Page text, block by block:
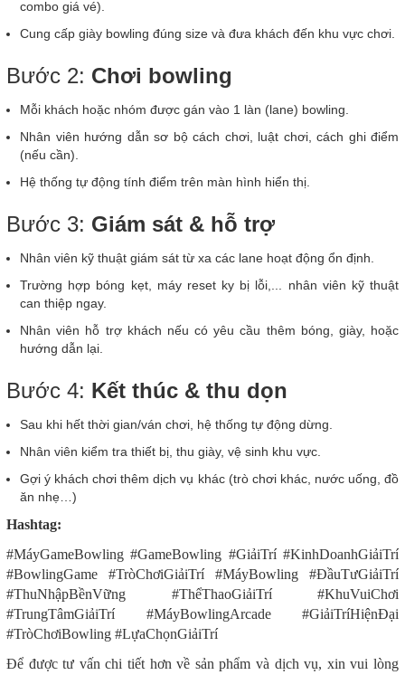
combo giá vé).
Cung cấp giày bowling đúng size và đưa khách đến khu vực chơi.
Bước 2: Chơi bowling
Mỗi khách hoặc nhóm được gán vào 1 làn (lane) bowling.
Nhân viên hướng dẫn sơ bộ cách chơi, luật chơi, cách ghi điểm
(nếu cần).
Hệ thống tự động tính điểm trên màn hình hiển thị.
Bước 3: Giám sát & hỗ trợ
Nhân viên kỹ thuật giám sát từ xa các lane hoạt động ổn định.
Trường hợp bóng kẹt, máy reset ky bị lỗi,... nhân viên kỹ thuật
can thiệp ngay.
Nhân viên hỗ trợ khách nếu có yêu cầu thêm bóng, giày, hoặc
hướng dẫn lại.
Bước 4: Kết thúc & thu dọn
Sau khi hết thời gian/ván chơi, hệ thống tự động dừng.
Nhân viên kiểm tra thiết bị, thu giày, vệ sinh khu vực.
Gợi ý khách chơi thêm dịch vụ khác (trò chơi khác, nước uống, đồ
ăn nhẹ…)
Hashtag:
#MáyGameBowling #GameBowling #GiảiTrí #KinhDoanhGiảiTrí
#BowlingGame #TròChơiGiảiTrí #MáyBowling #ĐầuTưGiảiTrí
#ThuNhậpBềnVững #ThểThaoGiảiTrí #KhuVuiChơi
#TrungTâmGiảiTrí #MáyBowlingArcade #GiảiTríHiệnĐại
#TròChơiBowling #LựaChọnGiảiTrí
Để được tư vấn chi tiết hơn về sản phẩm và dịch vụ, xin vui lòng